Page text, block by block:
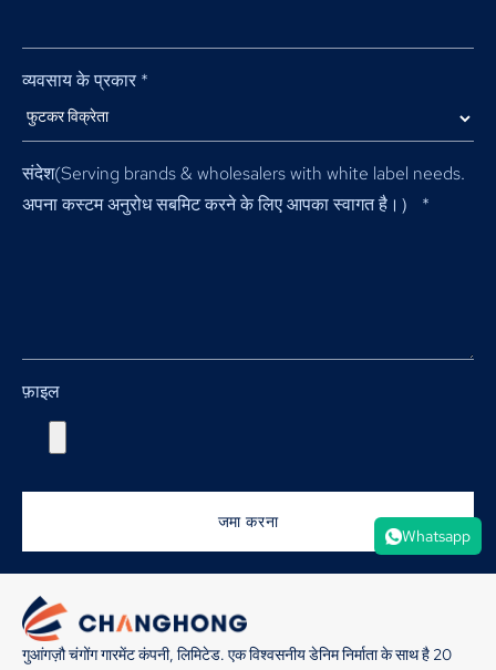
व्यवसाय के प्रकार *
संदेश(Serving brands & wholesalers with white label needs.
अपना कस्टम अनुरोध सबमिट करने के लिए आपका स्वागत है।）
*
फ़ाइल
जमा करना
गुआंगज़ौ चंगोंग गारमेंट कंपनी, लिमिटेड. एक विश्वसनीय डेनिम निर्माता के साथ है 20
Whatsapp